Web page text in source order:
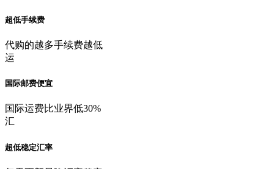
超低手续费
代购的越多手续费越低
运
国际邮费便宜
国际运费比业界低30%
汇
超低稳定汇率